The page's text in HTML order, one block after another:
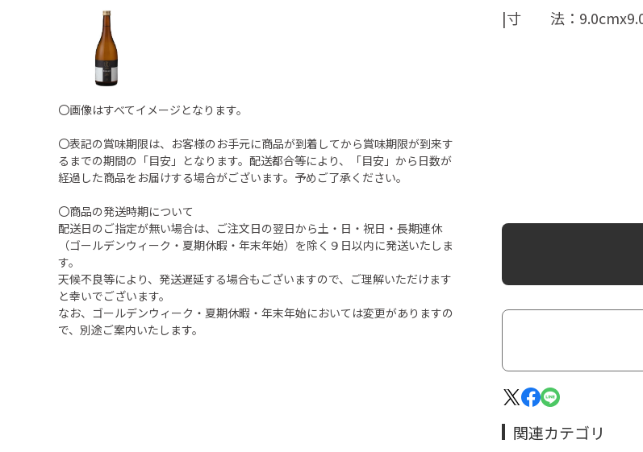
〇画像はすべてイメージとなります。
〇表記の賞味期限は、お客様のお手元に商品が到着してから賞味期限が到来す
るまでの期間の「目安」となります。配送都合等により、「目安」から日数が
経過した商品をお届けする場合がございます。予めご了承ください。
〇商品の発送時期について
配送日のご指定が無い場合は、ご注文日の翌日から土・日・祝日・長期連休
（ゴールデンウィーク・夏期休暇・年末年始）を除く９日以内に発送いたしま
す。
天候不良等により、発送遅延する場合もございますので、ご理解いただけます
と幸いでございます。
なお、ゴールデンウィーク・夏期休暇・年末年始においては変更がありますの
で、別途ご案内いたします。
|寸 法：
関連カテゴリ